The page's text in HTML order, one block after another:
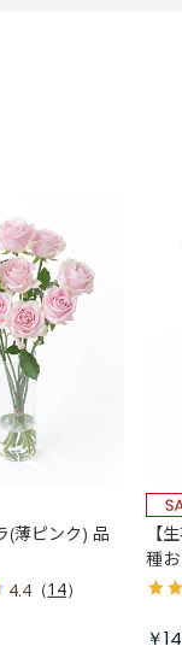
(薄ピンク) 品
4.4（14）
【
種
￥